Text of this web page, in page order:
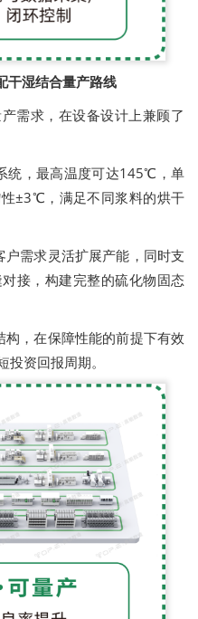
干湿结合量产路线
需求，在设备设计上兼顾了
统，最高温度可达145℃，单
±3℃，满足不同浆料的烘干
需求灵活扩展产能，同时支
接，构建完整的硫化物固态
，在保障性能的前提下有效
资回报周期。